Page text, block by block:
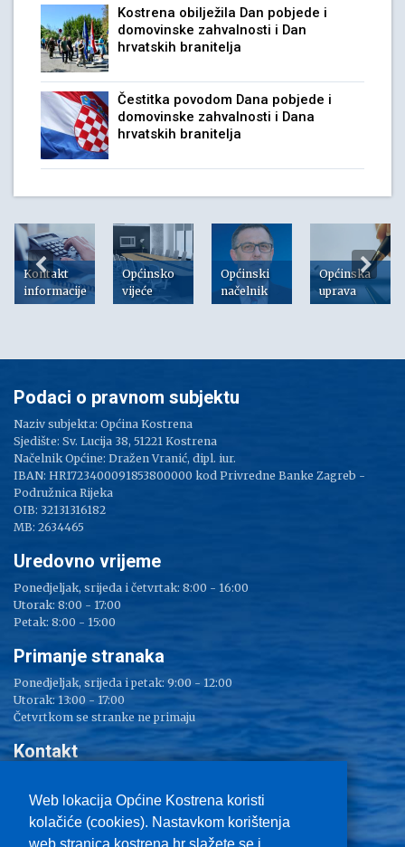
Kostrena obilježila Dan pobjede i
domovinske zahvalnosti i Dan
hrvatskih branitelja
Čestitka povodom Dana pobjede i
domovinske zahvalnosti i Dana
hrvatskih branitelja
Kontakt
informacije
Općinsko
vijeće
Općinski
načelnik
Općinska
uprava
Web lokacija Općine Kostrena koristi
kolačiće (cookies). Nastavkom korištenja
web stranica kostrena.hr slažete se i
Podaci o pravnom subjektu
Naziv subjekta: Općina Kostrena
Sjedište: Sv. Lucija 38, 51221 Kostrena
Načelnik Općine: Dražen Vranić, dipl. iur.
IBAN: HR1723400091853800000 kod Privredne Banke Zagreb -
Podružnica Rijeka
OIB: 32131316182
MB: 2634465
Uredovno vrijeme
Ponedjeljak, srijeda i četvrtak: 8:00 - 16:00
Utorak: 8:00 - 17:00
Petak: 8:00 - 15:00
Primanje stranaka
Ponedjeljak, srijeda i petak: 9:00 - 12:00
Utorak: 13:00 - 17:00
Četvrtkom se stranke ne primaju
Kontakt
Tel: 051/ 209 000
Fax: 051/ 289 400
E-mail:kostrena@kostrena.hr